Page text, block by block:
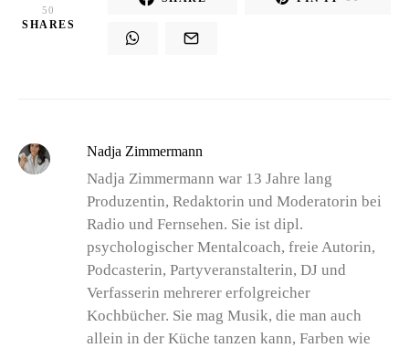
50
SHARES
Nadja Zimmermann
Nadja Zimmermann war 13 Jahre lang
Produzentin, Redaktorin und Moderatorin bei
Radio und Fernsehen. Sie ist dipl.
psychologischer Mentalcoach, freie Autorin,
Podcasterin, Partyveranstalterin, DJ und
Verfasserin mehrerer erfolgreicher
Kochbücher. Sie mag Musik, die man auch
allein in der Küche tanzen kann, Farben wie